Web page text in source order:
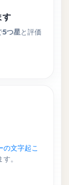
す
5つ星と評価
の文字起こ
。